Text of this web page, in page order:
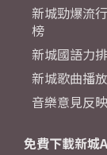
新城勁爆流
榜
新城國語力
新城歌曲播
音樂意見反映
免費下載新城